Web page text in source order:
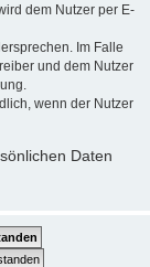
dem Nutzer per E-
Im Falle
und dem Nutzer
wenn der Nutzer
Daten